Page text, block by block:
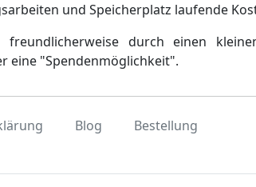
und Speicherplatz laufende
durch einen
eine "Spendenmöglichkeit".
Blog Bestellung